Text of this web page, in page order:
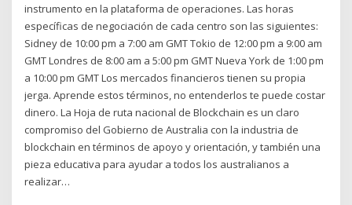
instrumento en la plataforma de operaciones. Las horas
específicas de negociación de cada centro son las siguientes:
Sidney de 10:00 pm a 7:00 am GMT Tokio de 12:00 pm a 9:00 am
GMT Londres de 8:00 am a 5:00 pm GMT Nueva York de 1:00 pm
a 10:00 pm GMT Los mercados financieros tienen su propia
jerga. Aprende estos términos, no entenderlos te puede costar
dinero. La Hoja de ruta nacional de Blockchain es un claro
compromiso del Gobierno de Australia con la industria de
blockchain en términos de apoyo y orientación, y también una
pieza educativa para ayudar a todos los australianos a
realizar…